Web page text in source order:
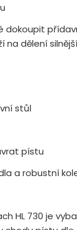
dokoupit
na dělení
stůl
pístu
a robustní
HL 730 je